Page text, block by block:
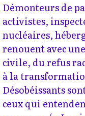
Démonteurs de
activistes,
nucléaires,
renouent avec
civile, du refus
à la
Désobéissants
ceux qui